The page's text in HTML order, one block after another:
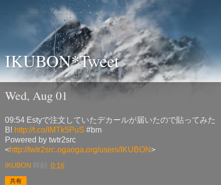
IKUBON*Tweet
Wed, Aug 01
09:54 Estyで注文していたデカールが届いたので貼ってみた
B! http://t.co/IMTk5PuS #bm
Powered by twtr2src
<http://twtr2src.ogaoga.org/users/IKUBON >
IKUBON 時刻: 0:16
共有